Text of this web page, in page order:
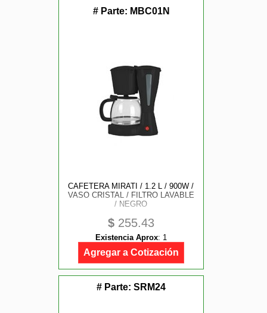
# Parte: MBC01N
CAFETERA MIRATI / 1.2 L / 900W /
VASO CRISTAL / FILTRO LAVABLE
/ NEGRO
$ 255.43
Existencia Aprox: 1
Agregar a Cotización
# Parte: SRM24